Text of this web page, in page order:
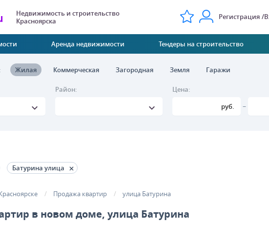
Регистрация
Недвижимость и строительство
Красноярска
Аренда недвижимости Тендеры на строительство
Жилая Коммерческая Загородная Земля Гаражи
Район:
Цена:
руб.
–
Батурина улица
Продажа квартир улица Батурина
в новом доме, улица Батурина